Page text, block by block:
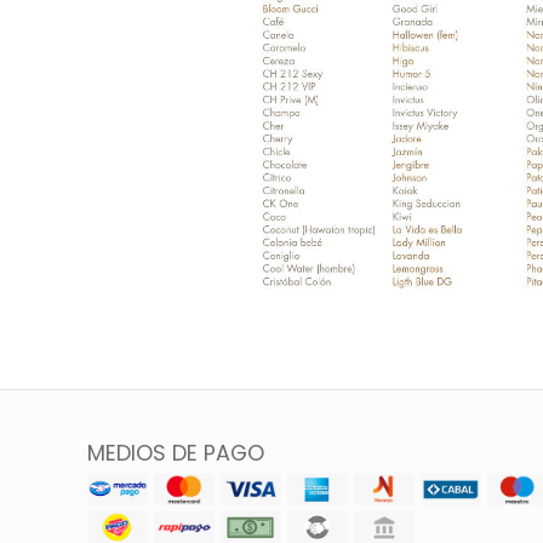
MEDIOS DE PAGO